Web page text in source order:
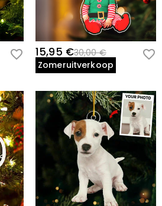
15,95 €30,00 €
Zomeruitverkoop